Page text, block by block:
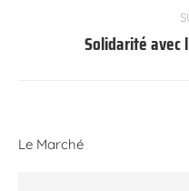
Solidarité
Le Marché